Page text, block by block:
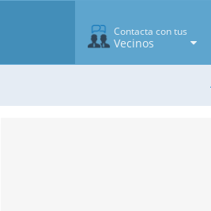
Contacta con tus
Vecinos